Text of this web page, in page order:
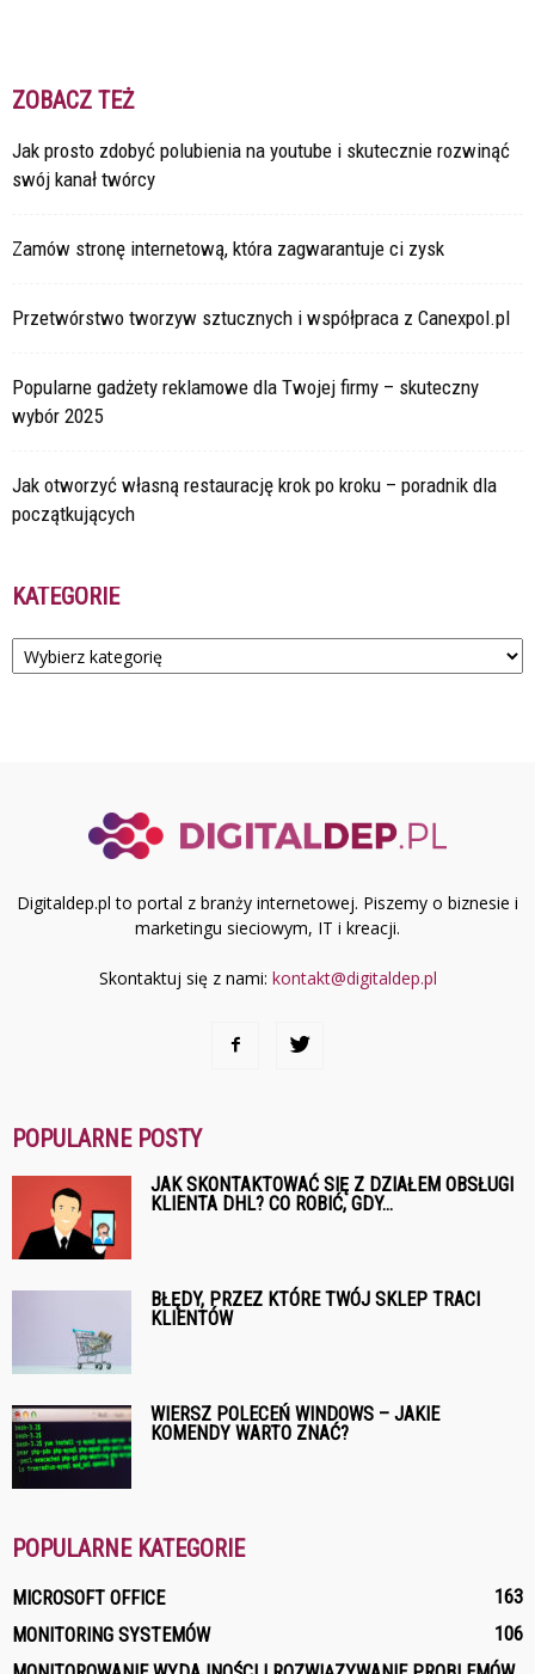
ZOBACZ TEŻ
Jak prosto zdobyć polubienia na youtube i skutecznie rozwinąć
swój kanał twórcy
Zamów stronę internetową, która zagwarantuje ci zysk
Przetwórstwo tworzyw sztucznych i współpraca z Canexpol.pl
Popularne gadżety reklamowe dla Twojej firmy – skuteczny
wybór 2025
Jak otworzyć własną restaurację krok po kroku – poradnik dla
początkujących
KATEGORIE
Kategorie
Digitaldep.pl to portal z branży internetowej. Piszemy o biznesie i
marketingu sieciowym, IT i kreacji.
Skontaktuj się z nami: kontakt@digitaldep.pl
POPULARNE POSTY
JAK SKONTAKTOWAĆ SIĘ Z DZIAŁEM OBSŁUGI
KLIENTA DHL? CO ROBIĆ, GDY...
BŁĘDY, PRZEZ KTÓRE TWÓJ SKLEP TRACI
KLIENTÓW
WIERSZ POLECEŃ WINDOWS – JAKIE
KOMENDY WARTO ZNAĆ?
POPULARNE KATEGORIE
MICROSOFT OFFICE
163
MONITORING SYSTEMÓW
106